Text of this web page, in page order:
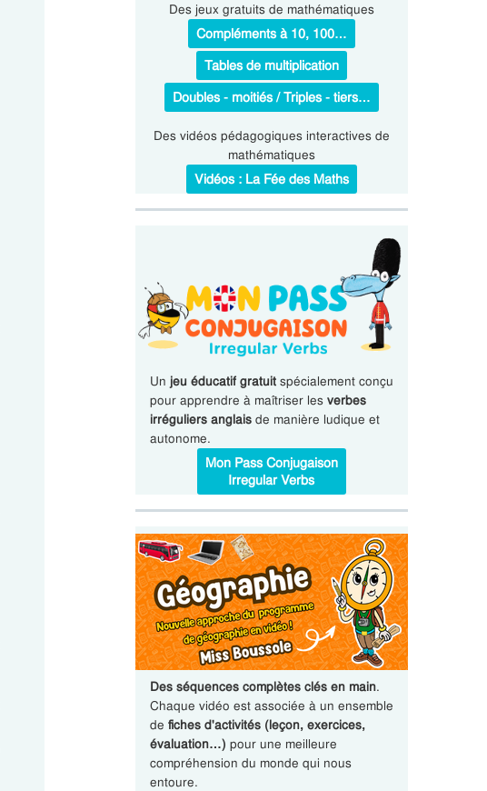
Des jeux gratuits de mathématiques
Compléments à 10, 100…
Tables de multiplication
Doubles - moitiés / Triples - tiers…
Des vidéos pédagogiques interactives de
mathématiques
Vidéos : La Fée des Maths
Un jeu éducatif gratuitspécialement conçu
pour apprendre à maîtriser les verbes
irréguliers anglaisde manière ludique et
autonome.
Mon Pass Conjugaison
Irregular Verbs
Des séquences complètes clés en main.
Chaque vidéo est associée à un ensemble
de fiches d'activités (leçon, exercices,
évaluation…) pour une meilleure
compréhension du monde qui nous
entoure.